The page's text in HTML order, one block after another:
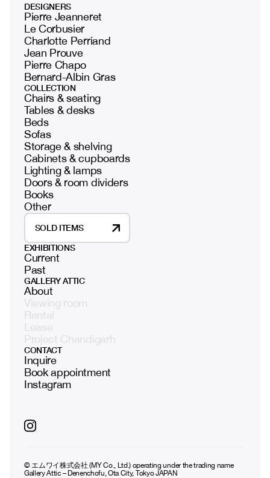
DESIGNERS
Pierre Jeanneret
Le Corbusier
Charlotte Perriand
Jean Prouve
Pierre Chapo
Bernard-Albin Gras
COLLECTION
Chairs & seating
Tables & desks
Beds
Sofas
Storage & shelving
Cabinets & cupboards
Lighting & lamps
Doors & room dividers
Books
Other
SOLD ITEMS
EXHIBITIONS
Current
Past
GALLERY ATTIC
About
Viewing room
Rental
Lease
Project Chandigarh
CONTACT
Inquire
Book appointment
Instagram
© エムワイ株式会社 (MY Co., Ltd.) operating under the trading name
Gallery Attic – Denenchofu, Ota City, Tokyo JAPAN